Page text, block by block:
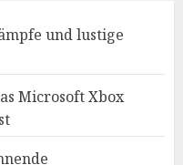
und lustige
Microsoft Xbox